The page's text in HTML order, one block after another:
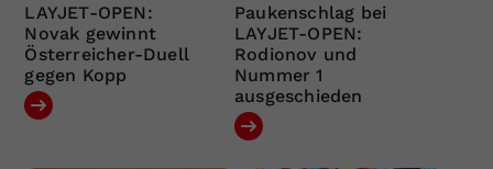
LAYJET-OPEN:
Novak gewinnt
Österreicher-Duell
gegen Kopp
Paukenschlag bei
LAYJET-OPEN:
Rodionov und
Nummer 1
ausgeschieden